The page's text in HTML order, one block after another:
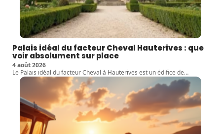
Palais idéal du facteur Cheval Hauterives : que
voir absolument sur place
4 août 2026
Le Palais idéal du facteur Cheval à Hauterives est un édifice de…